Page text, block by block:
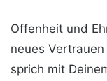
Offenheit und
neues
sprich mit